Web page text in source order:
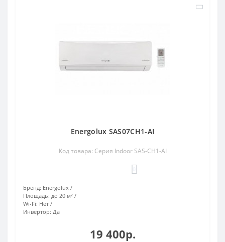
Energolux SAS07CH1-AI
Код товара: Серия Indoor SAS-CH1-AI
Бренд: Energolux
Площадь: до 20 м²
Wi-Fi: Нет
Инвертор: Да
19 400р.